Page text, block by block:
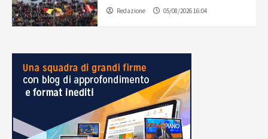
Redazione 05/08/2026 16:04